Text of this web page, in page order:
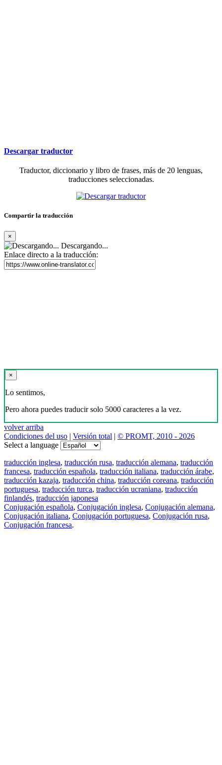
Descargar traductor
Traductor, diccionario y libro de frases, más de 20 lenguas,
traducciones seleccionadas.
Compartir la traducción
×
Descargando...
Enlace directo a la traducción:
×
Lo sentimos,
Pero ahora puedes traducir solo 5000 caracteres a la vez.
volver arriba
Condiciones del uso | Versión total | © PROMT, 2010 - 2026
Select a language
traducción inglesa, traducción rusa, traducción alemana, traducción
francesa, traducción española, traducción italiana, traducción árabe,
traducción kazaja, traducción china, traducción coreana, traducción
portuguesa, traducción turca, traducción ucraniana, traducción
finlandés, traducción japonesa
Conjugación española, Conjugación inglesa, Conjugación alemana,
Conjugación italiana, Conjugación portuguesa, Conjugación rusa,
Conjugación francesa.